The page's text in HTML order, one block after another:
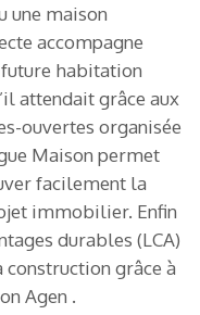
une maison
accompagne
future habitation
attendait grâce aux
ouvertes organisée
Maison permet
facilement la
immobilier. Enfin
durables (LCA)
grâce à
Agen .